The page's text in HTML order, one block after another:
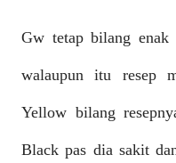
Gw tetap bilang enak
walaupun itu resep
Yellow bilang
Black pas dia sakit